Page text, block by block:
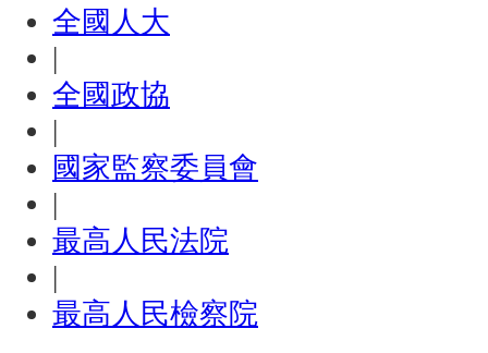
全國人大
|
全國政協
|
國家監察委員會
|
最高人民法院
|
最高人民檢察院